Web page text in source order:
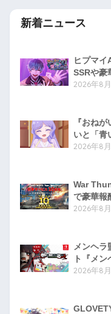
新着ニュース
ヒプマイ
SSRや豪
2026年8
『おね
いと「青
2026年8
War
で豪華報
2026年8
メンヘラ
ト『メ
2026年8